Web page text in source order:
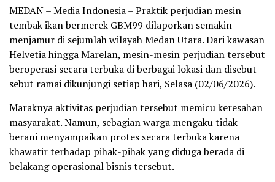
MEDAN – Media Indonesia – Praktik perjudian mesin
tembak ikan bermerek GBM99 dilaporkan semakin
menjamur di sejumlah wilayah Medan Utara. Dari kawasan
Helvetia hingga Marelan, mesin-mesin perjudian tersebut
beroperasi secara terbuka di berbagai lokasi dan disebut-
sebut ramai dikunjungi setiap hari, Selasa (02/06/2026).
Maraknya aktivitas perjudian tersebut memicu keresahan
masyarakat. Namun, sebagian warga mengaku tidak
berani menyampaikan protes secara terbuka karena
khawatir terhadap pihak-pihak yang diduga berada di
belakang operasional bisnis tersebut.